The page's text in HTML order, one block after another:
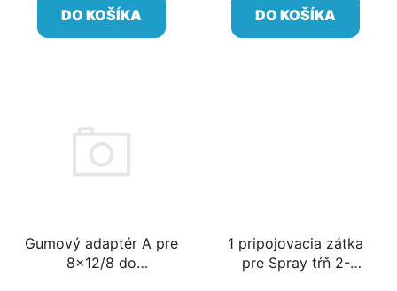
DO KOŠÍKA DO KOŠÍKA
Gumový adaptér A pre
8x12/8 do
1 pripojovacia zátka
pre Spray tŕň 2-